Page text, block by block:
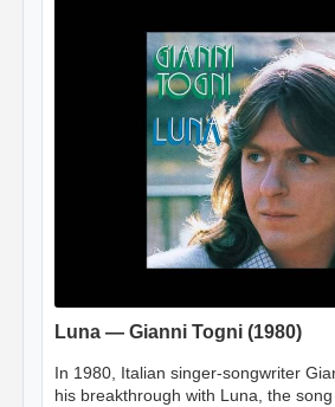
Luna — Gianni Togni (1980)
In 1980, Italian singer-songwriter
his breakthrough with Luna, the